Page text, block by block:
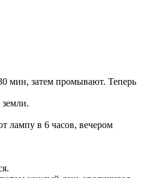
мин, затем промывают. Теперь
лампу в 6 часов, вечером